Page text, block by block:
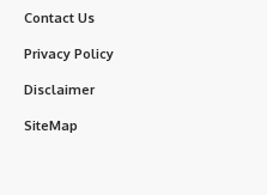
Contact Us
Privacy Policy
Disclaimer
SiteMap